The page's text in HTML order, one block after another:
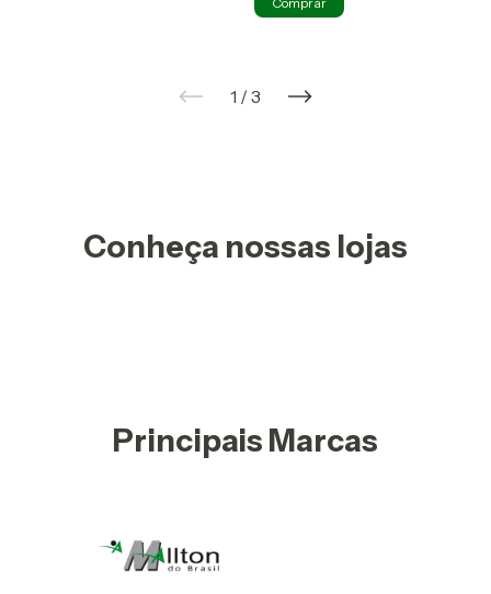
1 / 3
Conheça nossas lojas
Principais Marcas